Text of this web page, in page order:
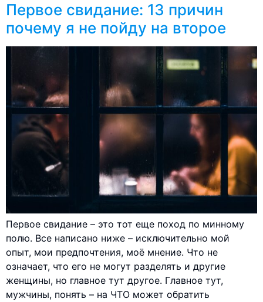
Первое свидание: 13 причин
почему я не пойду на второе
Первое свидание – это тот еще поход по минному
полю. Все написано ниже – исключительно мой
опыт, мои предпочтения, моё мнение. Что не
означает, что его не могут разделять и другие
женщины, но главное тут другое. Главное тут,
мужчины, понять – на ЧТО может обратить